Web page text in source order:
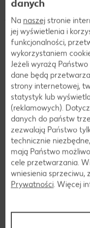
problemu zamrozić. W
jednego roku.
danych
Na naszej stronie
jej wyświetlenia i
funkcjonalności,
wykorzystaniem
Jeżeli wyrażą
dane będą
strony internetowej,
statystyk lub
(reklamowych).
danych do państw
zezwalają Państwo
technicznie
mają Państwo
cele przetwarzania.
wniesienia sprzeciwu,
Prywatności. Więcej